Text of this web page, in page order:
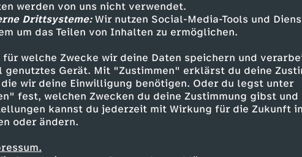
werden von uns nicht verwendet.
Drittsysteme:Wir nutzen Social-Media-Tools und
um das Teilen von Inhalten zu ermöglichen.
für welche Zwecke wir deine Daten speichern und
Gerät. Mit "Zustimmen" erklärst du deine
wir deine Einwilligung benötigen. Oder du legst unter
fest, welchen Zwecken du deine Zustimmung gibst und
kannst du jederzeit mit Wirkung für die Zukunft
oder ändern.
entdecken
schräg Broadcast My Ass